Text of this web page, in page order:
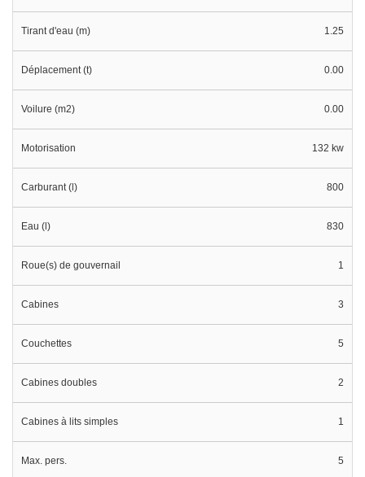
Tirant d'eau (m) 1.25
Déplacement (t) 0.00
Voilure (m2) 0.00
Motorisation 132 kw
Carburant (l) 800
Eau (l) 830
Roue(s) de gouvernail 1
Cabines 3
Couchettes 5
Cabines doubles 2
Cabines à lits simples 1
Max. pers. 5